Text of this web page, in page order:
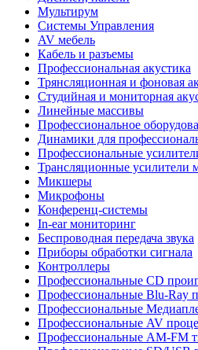
Мультирум
Системы Управления
AV мебель
Кабель и разъемы
Профессиональная акустика
Трянсляционная и фоновая
Студийная и мониторная
Линейные массивы
Профессиональное
Динамики для
Профессиональные
Трансляционные усилители
Микшеры
Микрофоны
Конференц-системы
In-ear мониторинг
Беспроводная передача звука
Приборы обработки сигнала
Контроллеры
Профессиональные СD
Профессиональные Blu-Ray
Профессиональные
Профессиональные AV
Профессиональные AM-FM